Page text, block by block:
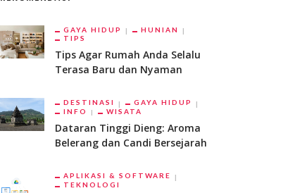
GAYA HIDUP
HUNIAN
TIPS
Tips Agar Rumah Anda Selalu
Terasa Baru dan Nyaman
DESTINASI
GAYA HIDUP
INFO
WISATA
Dataran Tinggi Dieng: Aroma
Belerang dan Candi Bersejarah
APLIKASI & SOFTWARE
TEKNOLOGI